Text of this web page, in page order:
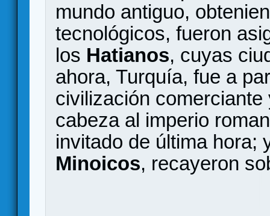
mundo antiguo,
tecnológicos, fueron
los Hatianos, cuyas
ahora, Turquía, fue a
civilización
cabeza al imperio
invitado de última hora;
Minoicos, recayeron